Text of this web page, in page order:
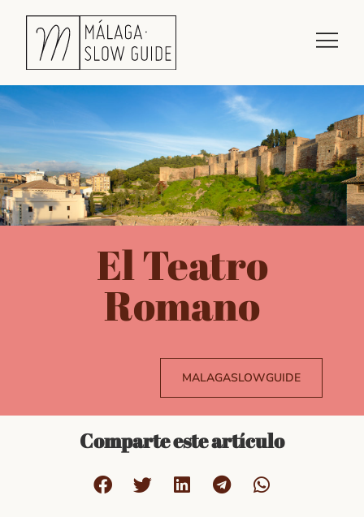
El Teatro
Romano
MALAGASLOWGUIDE
Comparte este artículo